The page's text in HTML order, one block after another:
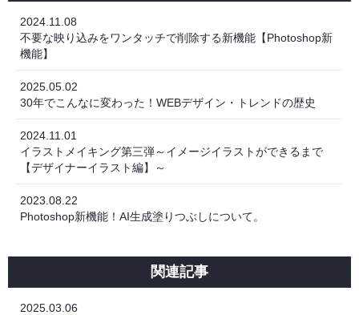
2024.11.08
不要な映り込みをワンタッチで削除する新機能【Photoshop新
機能】
2025.05.02
30年でこんなに変わった！WEBデザイン・トレンドの歴史
2024.11.01
イラストメイキング第三弾～イメージイラストができるまで
【デザイナーイラスト編】～
2023.08.22
Photoshop新機能！AI生成塗りつぶしについて。
関連記事
2025.03.06